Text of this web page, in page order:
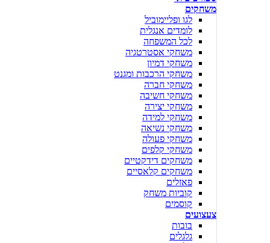
משחקים
לגו ופליימוביל
לומדים אנגלית
לכל המשפחה
משחקי אסטרטגיה
משחקי דמיון
משחקי הרכבות ומגנט
משחקי חברה
משחקי חשיבה
משחקי יצירה
משחקי למידה
משחקי נשיאה
משחקי פעולה
משחקי קלפים
משחקים דידקטיים
משחקים קלאסיים
פאזלים
קוביות משחק
קוסמים
צעצועים
בובות
גלגלים